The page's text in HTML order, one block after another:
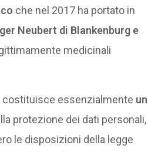
che nel 2017 ha portato in
Neubert di Blankenburg e
medicinali
costituisce essenzialmente un
protezione dei dati personali,
le disposizioni della legge